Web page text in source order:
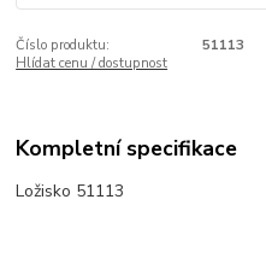
Číslo produktu:
51113
Hlídat cenu / dostupnost
Kompletní specifikace
Ložisko 51113